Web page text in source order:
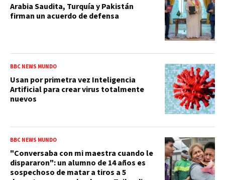
Arabia Saudita, Turquía y Pakistán
firman un acuerdo de defensa
BBC NEWS MUNDO
Usan por primetra vez Inteligencia
Artificial para crear virus totalmente
nuevos
BBC NEWS MUNDO
"Conversaba con mi maestra cuando le
dispararon": un alumno de 14 años es
sospechoso de matar a tiros a 5